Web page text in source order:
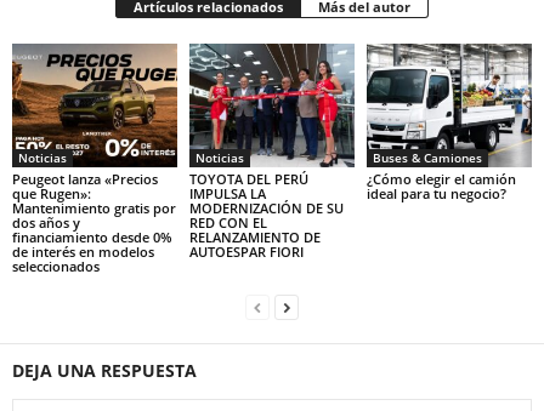
Artículos relacionados Más del autor
Noticias
Peugeot lanza «Precios
que Rugen»:
Mantenimiento gratis por
dos años y
financiamiento desde 0%
de interés en modelos
seleccionados
Noticias
TOYOTA DEL PERÚ
IMPULSA LA
MODERNIZACIÓN DE SU
RED CON EL
RELANZAMIENTO DE
AUTOESPAR FIORI
Buses & Camiones
¿Cómo elegir el camión
ideal para tu negocio?
DEJA UNA RESPUESTA